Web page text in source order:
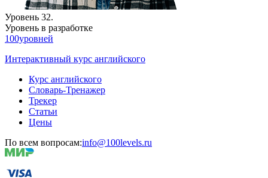
Уровень 32.
Уровень в разработке
100уровней
Интерактивный курс английского
Курс английского
Словарь-Тренажер
Трекер
Статьи
Цены
По всем вопросам:info@100levels.ru